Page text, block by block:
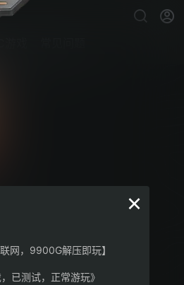
×
网，9900G解压即玩】
，已测试，正常游玩》